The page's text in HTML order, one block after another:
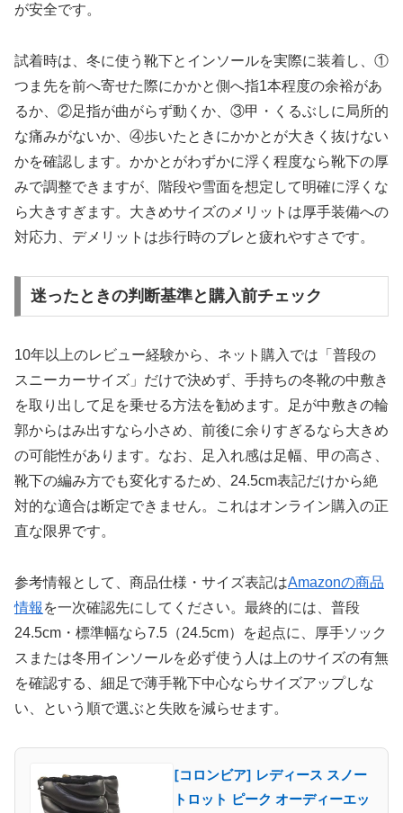
が安全です。
試着時は、冬に使う靴下とインソールを実際に装着し、①
つま先を前へ寄せた際にかかと側へ指1本程度の余裕があ
るか、②足指が曲がらず動くか、③甲・くるぶしに局所的
な痛みがないか、④歩いたときにかかとが大きく抜けない
かを確認します。かかとがわずかに浮く程度なら靴下の厚
みで調整できますが、階段や雪面を想定して明確に浮くな
ら大きすぎます。大きめサイズのメリットは厚手装備への
対応力、デメリットは歩行時のブレと疲れやすさです。
迷ったときの判断基準と購入前チェック
10年以上のレビュー経験から、ネット購入では「普段の
スニーカーサイズ」だけで決めず、手持ちの冬靴の中敷き
を取り出して足を乗せる方法を勧めます。足が中敷きの輪
郭からはみ出すなら小さめ、前後に余りすぎるなら大きめ
の可能性があります。なお、足入れ感は足幅、甲の高さ、
靴下の編み方でも変化するため、24.5cm表記だけから絶
対的な適合は断定できません。これはオンライン購入の正
直な限界です。
参考情報として、商品仕様・サイズ表記はAmazonの商品
情報 を一次確認先にしてください。最終的には、普段
24.5cm・標準幅なら7.5（24.5cm）を起点に、厚手ソック
スまたは冬用インソールを必ず使う人は上のサイズの有無
を確認する、細足で薄手靴下中心ならサイズアップしな
い、という順で選ぶと失敗を減らせます。
[コロンビア] レディース スノー
トロット ピーク オーディーエッ